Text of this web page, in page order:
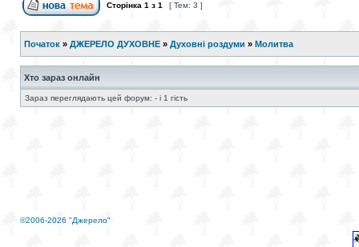
Сторінка 1 з 1 [ Тем: 3 ]
Початок » ДЖЕРЕЛО ДУХОВНЕ » Духовні роздуми » Молитва
Хто зараз онлайн
Зараз переглядають цей форум: - і 1 гість
©2006-2026 "Джерело"